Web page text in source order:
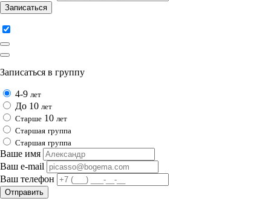
Записаться
Записаться в группу
4-9 лет
До 10 лет
Cтарше 10 лет
Cтаршая группа
Cтаршая группа
Ваше имя
Ваш e-mail
Ваш телефон
Отправить